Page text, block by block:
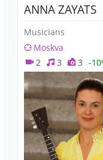
ANNA ZAYATS
Musicians
Moskva
2
3 3 -